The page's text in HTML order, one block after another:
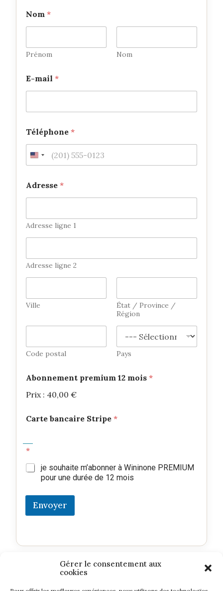
Gérer le consentement aux
cookies
t
r
p
e
Nom *
Prénom Nom
E-mail *
Téléphone *
Adresse *
Adresse ligne 1
Adresse ligne 2
Ville
État / Province /
Région
Code postal Pays
Abonnement premium 12 mois *
Prix : 40,00 €
Carte bancaire Stripe *
*
je souhaite m’abonner à Wininone PREMIUM
pour une durée de 12 mois
Envoyer